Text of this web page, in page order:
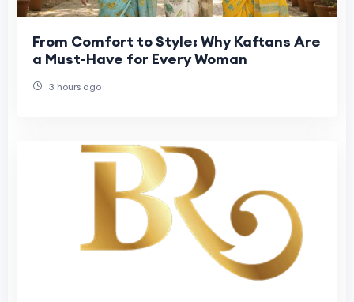
From Comfort to Style: Why Kaftans Are
a Must-Have for Every Woman
3 hours ago